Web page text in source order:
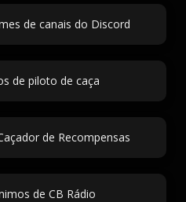
de canais do Discord
de piloto de caça
de Recompensas
de CB Rádio